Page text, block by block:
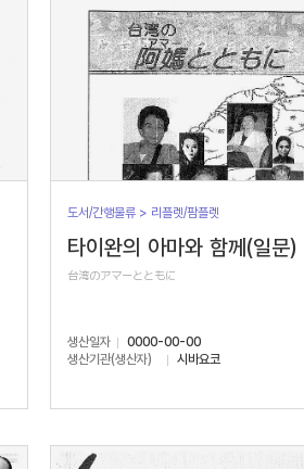
도서/간행물류 > 리플렛/팜플렛
타이완의 아마와 함께(일문)
台湾のアマーとともに
생산일자
0000-00-00
생산기관(생산자)
시바요코